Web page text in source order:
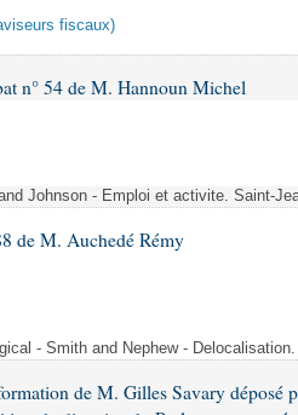
fiscaux)
n° 54 de M. Hannoun Michel
Johnson - Emploi et activite. Saint-
de M. Auchedé Rémy
- Smith and Nephew -
de M. Gilles Savary déposé